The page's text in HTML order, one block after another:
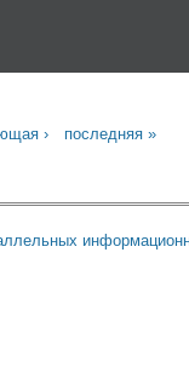
› последняя »